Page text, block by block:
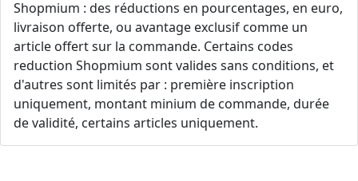
Shopmium : des réductions en pourcentages, en euro,
livraison offerte, ou avantage exclusif comme un
article offert sur la commande. Certains codes
reduction Shopmium sont valides sans conditions, et
d'autres sont limités par : première inscription
uniquement, montant minium de commande, durée
de validité, certains articles uniquement.